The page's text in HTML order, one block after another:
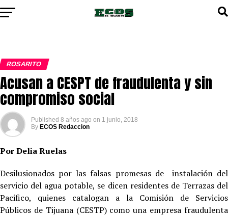
ROSARITO
Acusan a CESPT de fraudulenta y sin
compromiso social
Published 8 años ago on 1 junio, 2018
By ECOS Redaccion
Por Delia Ruelas
Desilusionados por las falsas promesas de instalación del
servicio del agua potable, se dicen residentes de Terrazas del
Pacifico, quienes catalogan a la Comisión de Servicios
Públicos de Tijuana (CESTP) como una empresa fraudulenta